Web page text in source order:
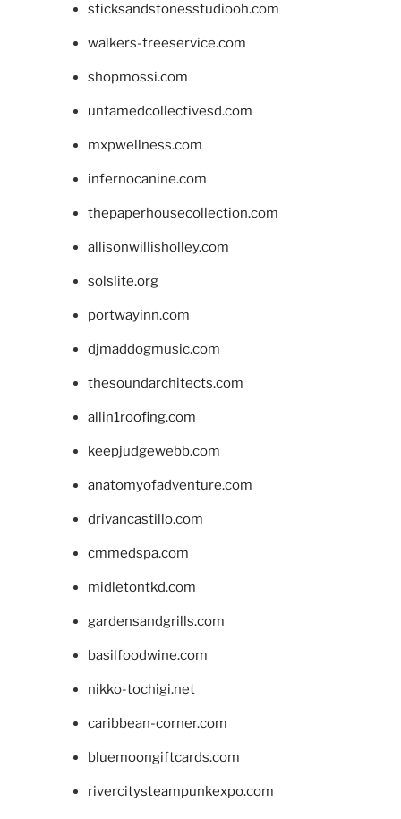
sticksandstonesstudiooh.com
walkers-treeservice.com
shopmossi.com
untamedcollectivesd.com
mxpwellness.com
infernocanine.com
thepaperhousecollection.com
allisonwillisholley.com
solslite.org
portwayinn.com
djmaddogmusic.com
thesoundarchitects.com
allin1roofing.com
keepjudgewebb.com
anatomyofadventure.com
drivancastillo.com
cmmedspa.com
midletontkd.com
gardensandgrills.com
basilfoodwine.com
nikko-tochigi.net
caribbean-corner.com
bluemoongiftcards.com
rivercitysteampunkexpo.com